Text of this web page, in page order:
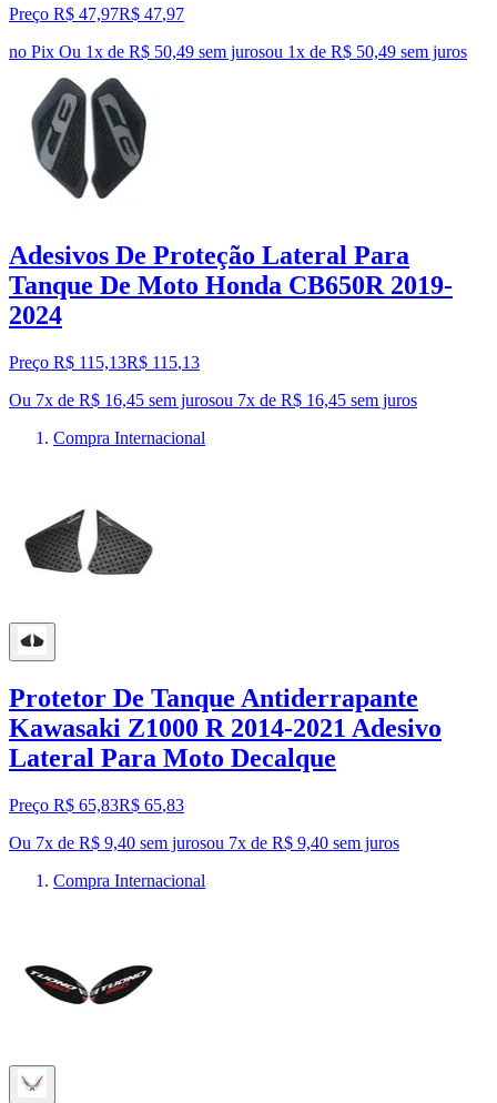
Preço R$ 47,97R$ 47,97
no Pix Ou 1x de R$ 50,49 sem jurosou 1x de R$ 50,49 sem juros
Adesivos De Proteção Lateral Para
Tanque De Moto Honda CB650R 2019-
2024
Preço R$ 115,13R$ 115,13
Ou 7x de R$ 16,45 sem jurosou 7x de R$ 16,45 sem juros
Compra Internacional
Protetor De Tanque Antiderrapante
Kawasaki Z1000 R 2014-2021 Adesivo
Lateral Para Moto Decalque
Preço R$ 65,83R$ 65,83
Ou 7x de R$ 9,40 sem jurosou 7x de R$ 9,40 sem juros
Compra Internacional